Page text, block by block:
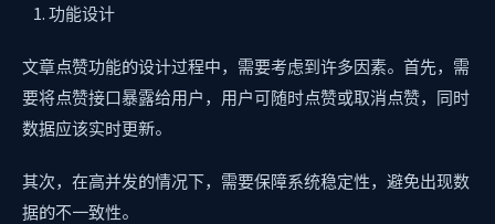
功能设计
文章点赞功能的设计过程中，需要考虑到许多因素。首先，需
要将点赞接口暴露给用户，用户可随时点赞或取消点赞，同时
数据应该实时更新。
其次，在高并发的情况下，需要保障系统稳定性，避免出现数
据的不一致性。